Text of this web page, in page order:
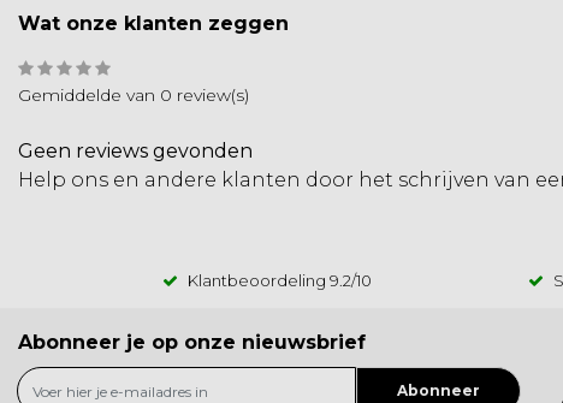
Wat onze klanten zeggen
Gemiddelde van 0 review(s)
Geen reviews gevonden
Help ons en andere klanten door het schrijven van
Klantbeoordeling 9.2/10
Abonneer je op onze nieuwsbrief
Abonneer